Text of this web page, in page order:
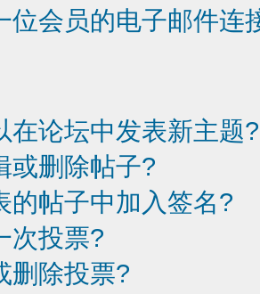
位会员的电子邮件连
在论坛中发表新主题?
或删除帖子?
的帖子中加入签名?
次投票?
删除投票?